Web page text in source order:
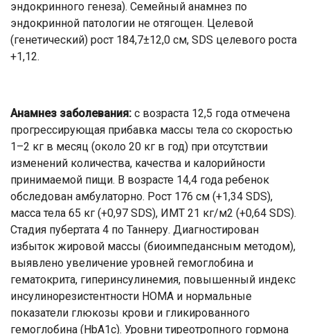
эндокринного генеза). Семейный анамнез по
эндокринной патологии не отягощен. Целевой
(генетический) рост 184,7±12,0 см, SDS целевого роста
+1,12.
Анамнез заболевания: с возраста 12,5 года отмечена
прогрессирующая прибавка массы тела со скоростью
1–2 кг в месяц (около 20 кг в год) при отсутствии
изменений количества, качества и калорийности
принимаемой пищи. В возрасте 14,4 года ребенок
обследован амбулаторно. Рост 176 см (+1,34 SDS),
масса тела 65 кг (+0,97 SDS), ИМТ 21 кг/м2 (+0,64 SDS).
Стадия пубертата 4 по Таннеру. Диагностирован
избыток жировой массы (биоимпедансным методом),
выявлено увеличение уровней гемоглобина и
гематокрита, гиперинсулинемия, повышенный индекс
инсулинорезистентности НОМА и нормальные
показатели глюкозы крови и гликированного
гемоглобина (НbА1с). Уровни тиреотропного гормона